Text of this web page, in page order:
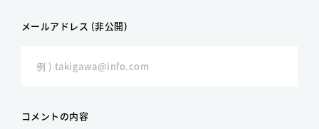
メールアドレス (非公開)
コメントの内容